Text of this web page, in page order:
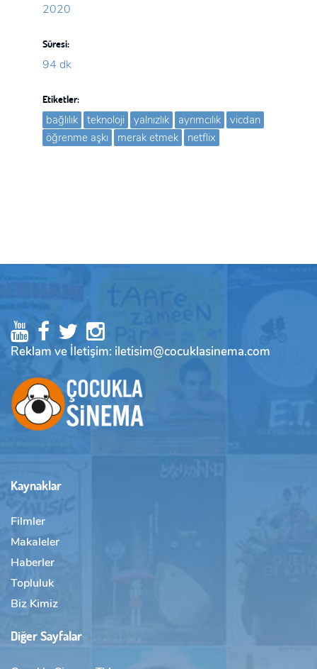
2020
Süresi:
94 dk
Etiketler:
bağlılık teknoloji yalnızlık ayrımcılık
vicdan
öğrenme aşkı
merak etmek netflix
Reklam ve İletişim: iletisim@cocuklasinema.com
Kaynaklar
Filmler
Makaleler
Haberler
Topluluk
Biz Kimiz
Diğer Sayfalar